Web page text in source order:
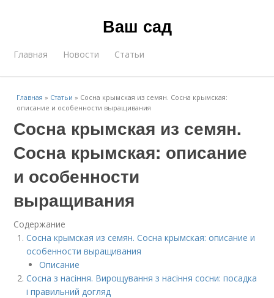
Ваш сад
Главная Новости Статьи
Главная » Статьи » Сосна крымская из семян. Сосна крымская:
описание и особенности выращивания
Сосна крымская из семян.
Сосна крымская: описание
и особенности
выращивания
Содержание
Сосна крымская из семян. Сосна крымская: описание и
особенности выращивания
Описание
Сосна з насіння. Вирощування з насіння сосни: посадка
і правильний догляд